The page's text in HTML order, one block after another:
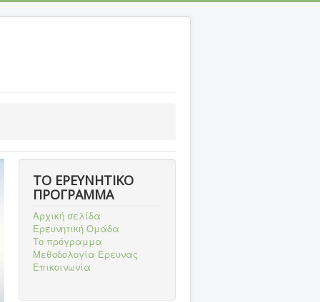
ΤΟ ΕΡΕΥΝΗΤΙΚΟ
ΠΡΟΓΡΑΜΜΑ
Αρχική σελίδα
Ερευνητική Ομάδα
Το πρόγραμμα
Μεθοδολογία Έρευνας
Επικοινωνία